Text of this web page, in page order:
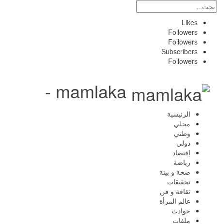
Likes
Followers
Followers
Subscribers
Followers
mamlaka -
الرئيسية
محلي
وطني
دولي
إقتصاد
رياضة
صحة و بيئة
تحقيقات
ثقافة و فن
عالم المرأة
حوادث
ملفات